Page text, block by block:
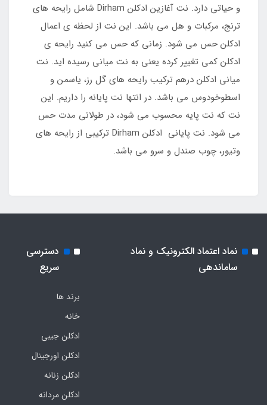
و حیاتی دارد. نت آغازین ادکلن Dirham شامل رایحه های
ترنج، مرکبات و هل می باشد. این نت از لحظه ی اعمال
ادکلن حس می شود. زمانی که حس می کنید رایحه ی
ادکلن کمی تغییر کرده یعنی به نت میانی رسیده اید. نت
میانی ادکلن درهم ترکیب رایحه های گل رز، یاسمن و
اسطوخودوس می باشد. در انتها نت پایانه را داریم. این
نت که نت پایه محسوب می شود، در طولانی مدت حس
می شود. نت پایانی ادکلن Dirham ترکیبی از رایحه های
وتیور، چوب صندل و سرو می باشد.
نماد اعتماد الکترونیک و نماد
ساماندهی
دسترسی
سریع
برند ها
خانه
ادکلن جیبی
ادکلن اورجینال
ادکلن زنانه
ادکلن مردانه